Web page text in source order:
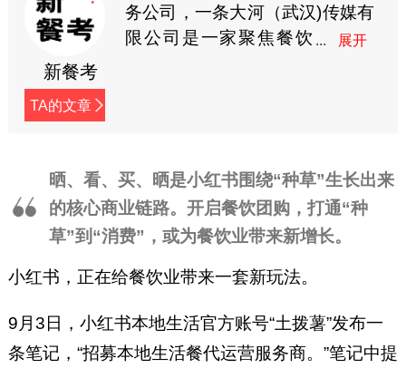
新餐考
TA的文章
务公司，一条大河（武汉)传媒有
限公司是一家聚焦餐饮
媒体平台。
晒、看、买、晒是小红书围绕“种草”生长出来
的核心商业链路。开启餐饮团购，打通“种
草”到“消费”，或为餐饮业带来新增长。
小红书，正在给餐饮业带来一套新玩法。
9月3日，小红书本地生活官方账号“土拨薯”发布一
条笔记，“招募本地生活餐代运营服务商。”笔记中提